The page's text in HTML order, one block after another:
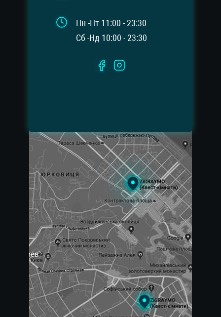
Пн -Пт 11:00 - 23:30
Сб -Нд 10:00 - 23:30